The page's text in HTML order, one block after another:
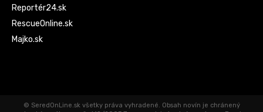
Reportér24.sk
RescueOnline.sk
Majko.sk
© SeredOnLine.sk všetky práva vyhradené. Obsah novín je chránený